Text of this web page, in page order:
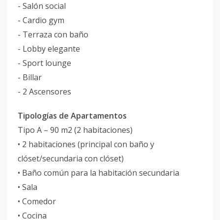
- Salón social
- Cardio gym
- Terraza con baño
- Lobby elegante
- Sport lounge
- Billar
- 2 Ascensores
Tipologías de Apartamentos
Tipo A – 90 m2 (2 habitaciones)
• 2 habitaciones (principal con baño y
clóset/secundaria con clóset)
• Baño común para la habitación secundaria
• Sala
• Comedor
• Cocina